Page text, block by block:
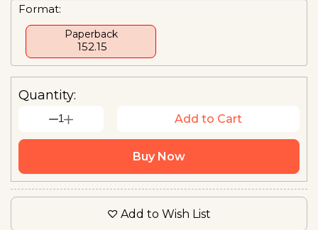
Format:
Paperback
₹ 152.15
Quantity:
1 Add to Cart
Buy Now
Add to Wish List